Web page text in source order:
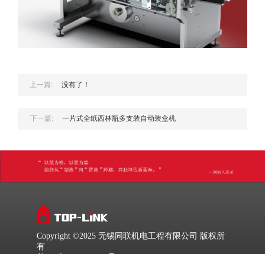
上一篇: 没有了！
下一篇: 一片式全纸西林瓶多支装自动装盒机
Copyright ©2025 无锡同联机电工程有限公司 版权所
有